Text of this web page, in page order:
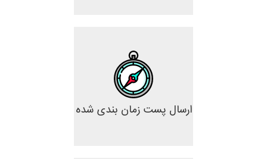
ارسال پست زمان بندی شده